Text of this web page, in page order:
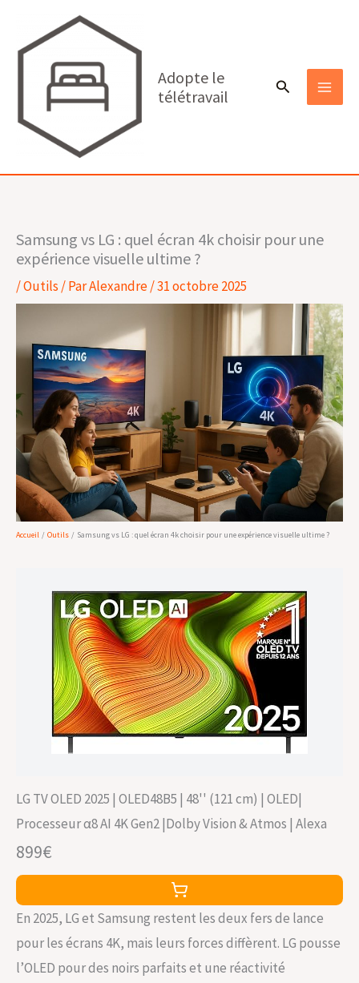
Adopte le
télétravail
Rechercher
Samsung vs LG : quel écran 4k choisir pour une
expérience visuelle ultime ?
/Outils / ParAlexandre/31 octobre 2025
Accueil Outils Samsung vs LG : quel écran 4k choisir pour une expérience visuelle ultime ?
LG TV OLED 2025 | OLED48B5 | 48'' (121 cm) | OLED|
Processeur α8 AI 4K Gen2 |Dolby Vision & Atmos | Alexa
899€
En 2025, LG et Samsung restent les deux fers de lance
pour les écrans 4K, mais leurs forces diffèrent. LG pousse
l’OLED pour des noirs parfaits et une réactivité